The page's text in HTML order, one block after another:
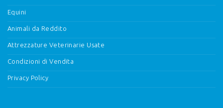
Equini
Animali da Reddito
Attrezzature Veterinarie Usate
Condizioni di Vendita
Privacy Policy